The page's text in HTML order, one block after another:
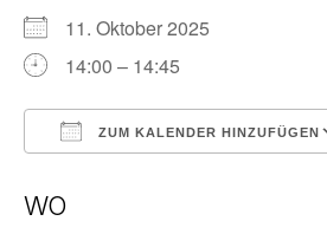
11. Oktober 2025
14:00 – 14:45
ZUM KALENDER HINZUFÜGEN
WO